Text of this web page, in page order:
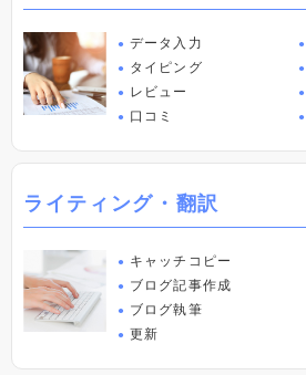
● データ入力
● タイピング
● レビュー
● 口コミ
●
●
●
●
ライティング・翻訳
● キャッチコピー
● ブログ記事作成
● ブログ執筆
● 更新